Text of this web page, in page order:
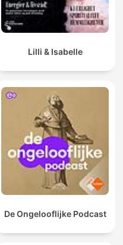
Lilli & Isabelle
De Ongelooflijke Podcast